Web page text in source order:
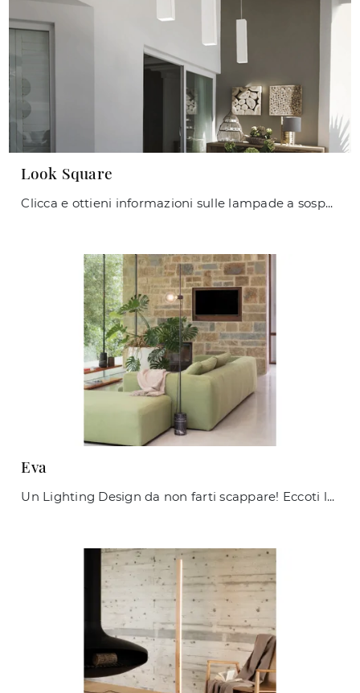
Look Square
Clicca e ottieni informazioni sulle lampade a sospensione di Ideal Lux: il modello Look Square in metallo ti sta aspettando!
Eva
Un Lighting Design da non farti scappare! Eccoti la lampada da terra Eva di Ideal Lux.